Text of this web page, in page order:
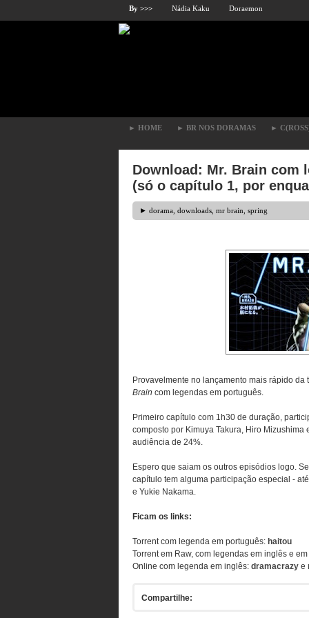
By >>> Nádia Kaku Doraemon
► HOME ► BR NOS DORAMAS ►
Download: Mr. Brain com
(só o capítulo 1, por
► dorama downloads mr brain spring
Provavelmente no lançamento mais rápido
Brain com legendas em português.
Primeiro capítulo com 1h30 de duração,
composto por Kimuya Takura, Hiro
audiência de 24%.
Espero que saiam os outros episódios logo.
capítulo tem alguma participação especial -
e Yukie Nakama.
Ficam os links:
Torrent com legenda em português: haitou
Torrent em Raw, com legendas em inglês e
Online com legenda em inglês: dramacrazy e
Compartilhe: